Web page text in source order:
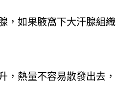
，如果腋窩下大汗腺組織
，熱量不容易散發出去，